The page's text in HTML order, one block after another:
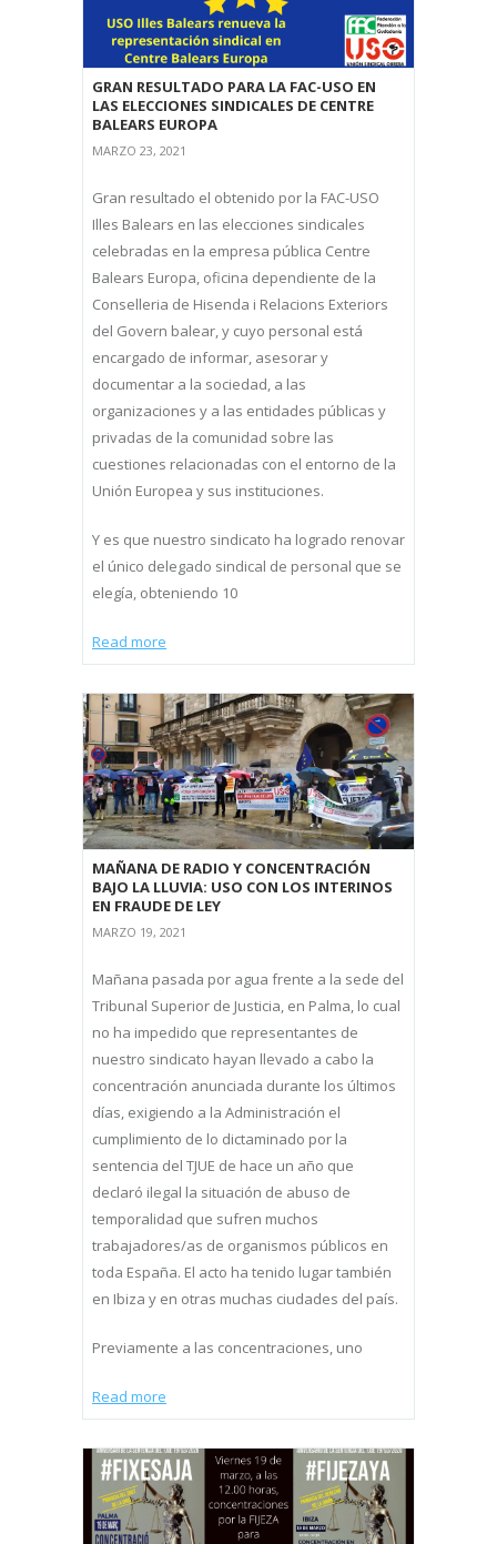
GRAN RESULTADO PARA LA FAC-USO EN
LAS ELECCIONES SINDICALES DE CENTRE
BALEARS EUROPA
MARZO 23, 2021
Gran resultado el obtenido por la FAC-USO
Illes Balears en las elecciones sindicales
celebradas en la empresa pública Centre
Balears Europa, oficina dependiente de la
Conselleria de Hisenda i Relacions Exteriors
del Govern balear, y cuyo personal está
encargado de informar, asesorar y
documentar a la sociedad, a las
organizaciones y a las entidades públicas y
privadas de la comunidad sobre las
cuestiones relacionadas con el entorno de la
Unión Europea y sus instituciones.
Y es que nuestro sindicato ha logrado renovar
el único delegado sindical de personal que se
elegía, obteniendo 10
Read more
MAÑANA DE RADIO Y CONCENTRACIÓN
BAJO LA LLUVIA: USO CON LOS INTERINOS
EN FRAUDE DE LEY
MARZO 19, 2021
Mañana pasada por agua frente a la sede del
Tribunal Superior de Justicia, en Palma, lo cual
no ha impedido que representantes de
nuestro sindicato hayan llevado a cabo la
concentración anunciada durante los últimos
días, exigiendo a la Administración el
cumplimiento de lo dictaminado por la
sentencia del TJUE de hace un año que
declaró ilegal la situación de abuso de
temporalidad que sufren muchos
trabajadores/as de organismos públicos en
toda España. El acto ha tenido lugar también
en Ibiza y en otras muchas ciudades del país.
Previamente a las concentraciones, uno
Read more